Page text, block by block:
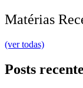
Matérias
(ver todas)
Posts